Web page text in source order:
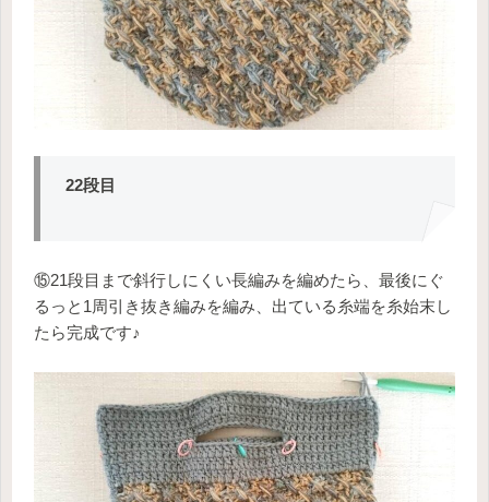
22段目
⑮21段目まで斜行しにくい長編みを編めたら、最後にぐ
るっと1周引き抜き編みを編み、出ている糸端を糸始末し
たら完成です♪